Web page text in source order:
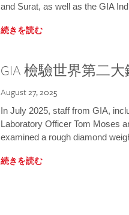
and Surat, as well as the GIA
続きを読む
GIA 檢驗世界第二
August 27, 2025
In July 2025, staff from GIA,
Laboratory Officer Tom Moses
examined a rough diamond
続きを読む